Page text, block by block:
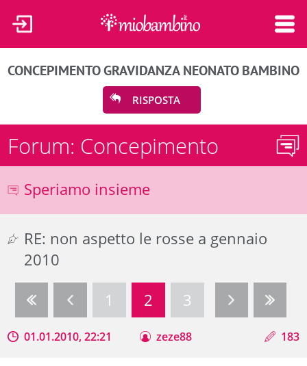
CONCEPIMENTOGRAVIDANZA NEONATO BAMBINO
RISPOSTA
Forum: Concepimento
Speriamo insieme
RE: non aspetto le rosse a gennaio
2010
1
2 3
01.01.2010, 22:21 zeze88 183